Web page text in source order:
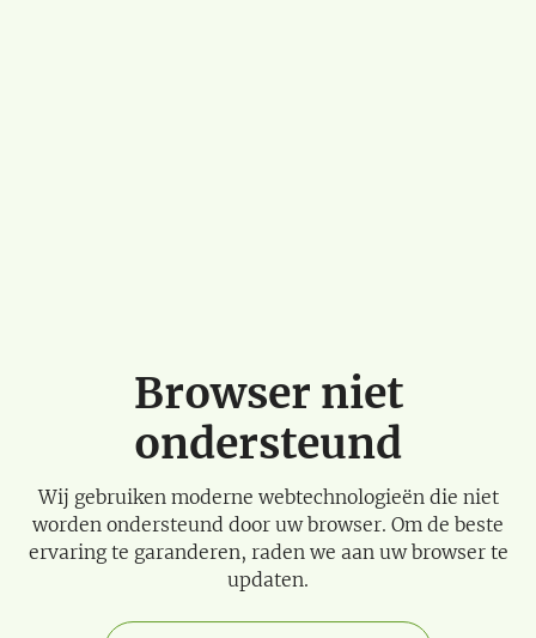
Browser niet
ondersteund
Wij gebruiken moderne webtechnologieën die niet
worden ondersteund door uw browser. Om de beste
ervaring te garanderen, raden we aan uw browser te
updaten.